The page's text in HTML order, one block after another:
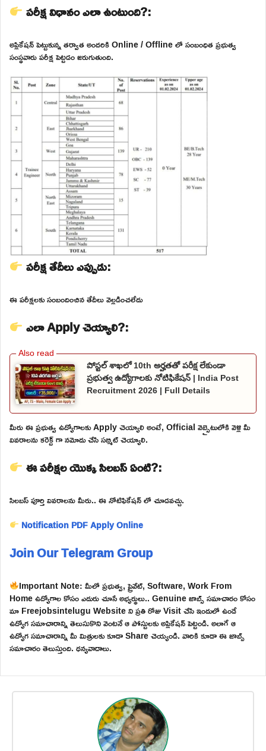
పరీక్ష విధానం ఎలా ఉంటుంది?:
అప్లికేషన్ పెట్టుకున్న తర్వాత అందరికి Online / Offline లో సంబంధిత ప్రభుత్వ
సంస్థవారు పరీక్ష పెట్టడం జరుగుతుంది.
పరీక్ష తేదీలు ఎప్పుడు:
ఈ పరీక్షలకు సంబందించిన తేదీలు వెల్లడించలేదు
ఎలా Apply చెయ్యాలి?:
పోస్టల్ శాఖలో 10th అర్హతతో పరీక్ష లేకుండా
ప్రభుత్వ ఉద్యోగాలకు నోటిఫికేషన్ | India Post
Recruitment 2026 | Full Details
మీరు ఈ ప్రభుత్వ ఉద్యోగాలకు Apply చెయ్యాలి అంటే, Official వెబ్సైటులోకి వెళ్లి మీ
వివరాలను కరెక్ట్ గా నమోదు చేసి సబ్మిట్ చెయ్యాలి.
ఈ పరీక్షల యొక్క సిలబస్ ఏంటి?:
సిలబస్ పూర్తి వివరాలను మీరు.. ఈ నోటిఫికేషన్ లో చూడవచ్చు.
Notification PDFApply Online
Join Our Telegram Group
Important Note: మీలో ప్రభుత్వ, ప్రైవేట్, Software, Work From
Home ఉద్యోగాల కోసం ఎదురు చూసే అభ్యర్థులు.. Genuine జాబ్స్ సమాచారం కోసం
మా Freejobsintelugu Website ని ప్రతి రోజు Visit చేసి ఇందులో ఉండే
ఉద్యోగ సమాచారాన్ని తెలుసుకొని వెంటనే ఆ పోస్టులకు అప్లికేషన్ పెట్టండి. అలాగే ఆ
ఉద్యోగ సమాచారాన్ని మీ మిత్రులకు కూడా Share చెయ్యండి. వారికి కూడా ఈ జాబ్స్
సమాచారం తెలుస్తుంది. ధన్యవాదాలు.